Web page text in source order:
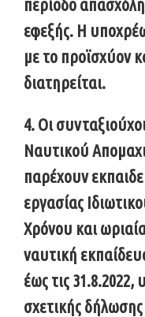
περίοδο
εφεξής. Η
με το προϊσχύον
διατηρείται.
4. Οι
Ναυτικού
παρέχουν
εργασίας
Χρόνου και
ναυτική
έως τις
σχετικής